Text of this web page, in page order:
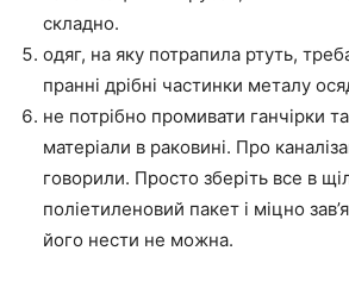
складно.
одяг, на яку потрапила ртуть,
пранні дрібні частинки металу
не потрібно промивати ганчірки та
матеріали в раковині. Про
говорили. Просто зберіть все в
поліетиленовий пакет і міцно
його нести не можна.